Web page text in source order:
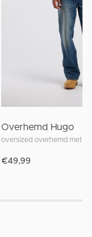
Overhemd Hugo
oversized overhemd met
€49,99